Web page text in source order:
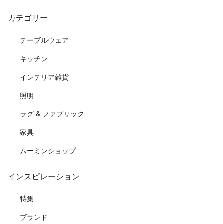
カテゴリー
テーブルウェア
キッチン
インテリア雑貨
照明
ラグ & ファブリック
家具
ムーミンショップ
インスピレーション
特集
ブランド